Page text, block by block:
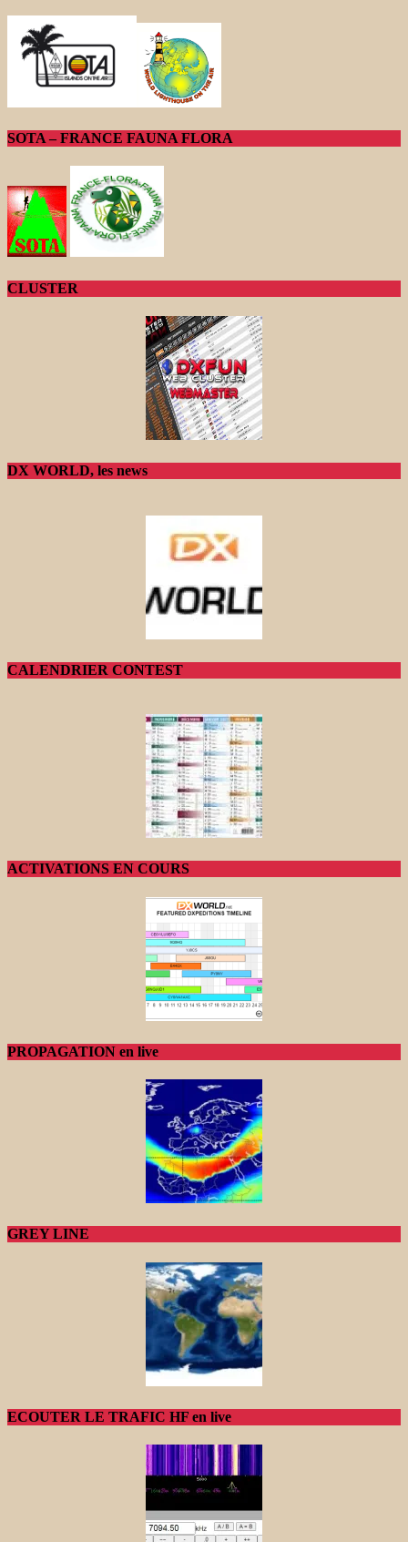
SOTA – FRANCE FAUNA FLORA
CLUSTER
DX WORLD, les news
CALENDRIER CONTEST
ACTIVATIONS EN COURS
PROPAGATION en live
GREY LINE
ECOUTER LE TRAFIC HF en live